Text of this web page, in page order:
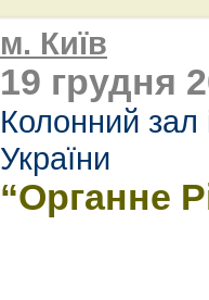
м. Київ
19 грудня
Колонний зал
України
“Органне